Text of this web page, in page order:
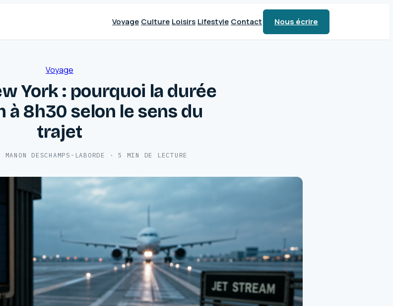
Voyage Culture Loisirs Lifestyle Contact Nous écrire
Voyage
York : pourquoi la durée
à 8h30 selon le sens du
trajet
MANON DESCHAMPS-LABORDE · 5 MIN DE LECTURE